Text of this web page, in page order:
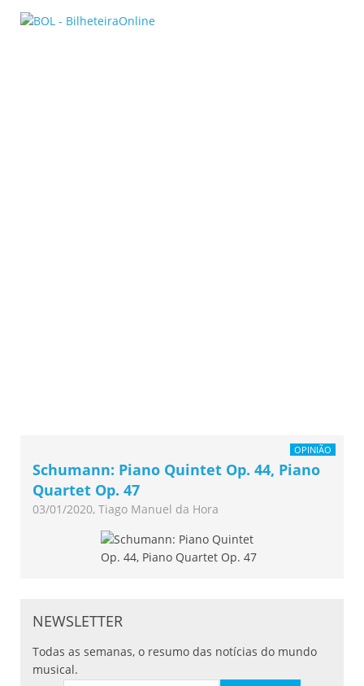
OPINIÃO
Schumann: Piano Quintet Op. 44, Piano
Quartet Op. 47
03/01/2020, Tiago Manuel da Hora
NEWSLETTER
Todas as semanas, o resumo das notícias do mundo
musical.